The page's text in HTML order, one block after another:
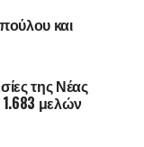
και
της Νέας
μελών